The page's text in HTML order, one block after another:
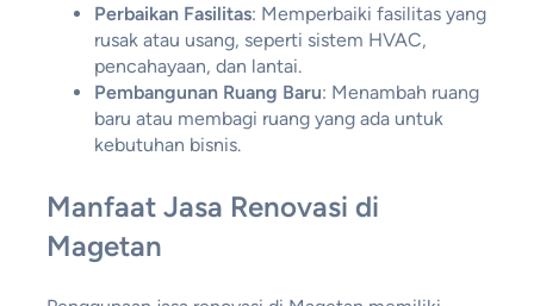
Perbaikan Fasilitas: Memperbaiki fasilitas yang
rusak atau usang, seperti sistem HVAC,
pencahayaan, dan lantai.
Pembangunan Ruang Baru: Menambah ruang
baru atau membagi ruang yang ada untuk
kebutuhan bisnis.
Manfaat Jasa Renovasi di
Magetan